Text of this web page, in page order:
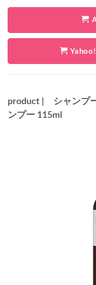
product | シャンプ
ンプー 115ml